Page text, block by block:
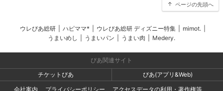
ページの先頭へ
ウレぴあ総研 ハピママ* ウレぴあ総研 ディズニー特集 mimot.
うまいめし
うまいパン うまい肉 Medery.
ぴあ関連サイト
チケットぴあ
ぴあ(アプリ&Web)
会社案内
プライバシーポリシー アクセスデータの利用・著作権等